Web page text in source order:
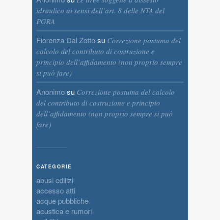
idraulico ai sensi dell’art. 8 delle NTA del
PGRA
Fiorenza Dal Zottosu Correzione postuma del
calcolo del contributo di costruzione e
principio dell’affidamento (non proprio sempre
si può fare)
Anonimosu Correzione postuma del calcolo
del contributo di costruzione e principio
dell’affidamento (non proprio sempre si può
fare)
CATEGORIE
abusi edilizi
accesso atti
acque pubbliche
acustica e rumori